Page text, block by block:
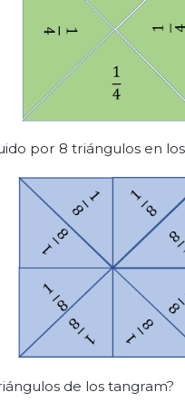
por 8 triángulos en
de los tangram?